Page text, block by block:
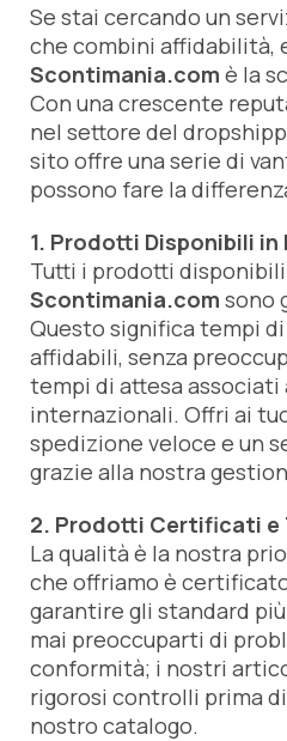
Se stai cercando un
che combini affidabilità,
Scontimania.com è la
Con una crescente
nel settore del
sito offre una serie di
possono fare la
1. Prodotti Disponibili in
Tutti i prodotti disponibili
Scontimania.com sono
Questo significa tempi
affidabili, senza
tempi di attesa
internazionali. Offri ai
spedizione veloce e un
grazie alla nostra
2. Prodotti Certificati
La qualità è la nostra
che offriamo è
garantire gli standard
mai preoccuparti di
conformità; i nostri
rigorosi controlli prima
nostro catalogo.